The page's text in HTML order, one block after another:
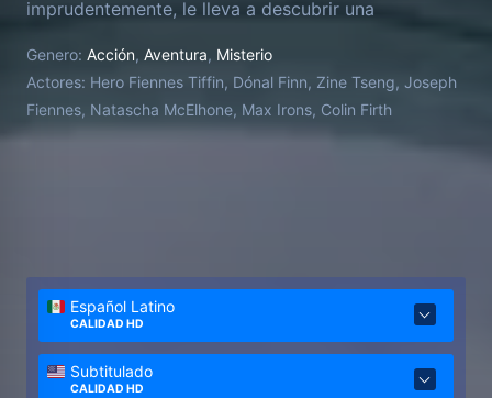
imprudentemente, le lleva a descubrir una
para siempre.
Genero: Acción, Aventura, Misterio
Actores: Hero Fiennes Tiffin, Dónal Finn, Zine Tseng, Joseph
Fiennes, Natascha McElhone, Max Irons, Colin Firth
Español Latino
CALIDAD HD
Subtitulado
CALIDAD HD